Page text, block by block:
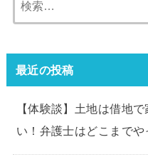
最近の投稿
【体験談】土地は借地
い！弁護士はどこまでや